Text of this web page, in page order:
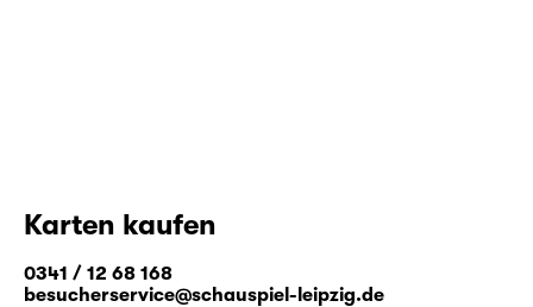
Karten kaufen
0341 / 12 68 168
besucherservice@schauspiel-leipzig.de